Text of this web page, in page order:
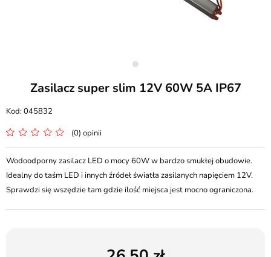
Zasilacz super slim 12V 60W 5A IP67
045832
(0) opinii
Wodoodporny zasilacz LED o mocy 60W w bardzo smukłej obudowie.
Idealny do taśm LED i innych źródeł światła zasilanych napięciem 12V.
Sprawdzi się wszędzie tam gdzie ilość miejsca jest mocno ograniczona.